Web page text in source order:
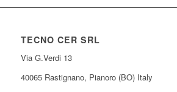
TECNO CER SRL
Via G.Verdi 13
40065 Rastignano, Pianoro (BO) Italy